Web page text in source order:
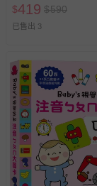
$419 $590
已售出 3